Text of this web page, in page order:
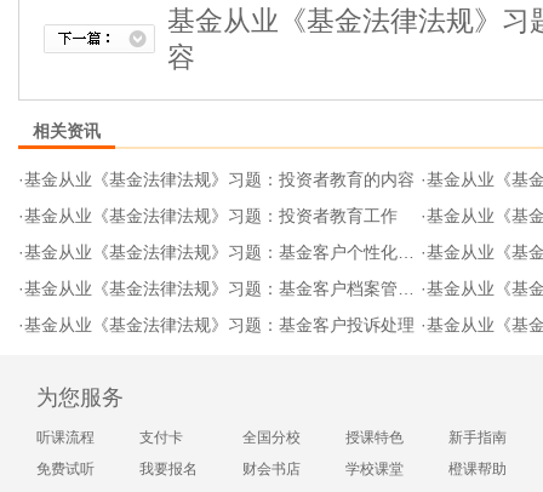
基金从业《基金法律法规》习
容
相关资讯
·基金从业《基金法律法规》习题：投资者教育的内容 ·基金从业《基
·基金从业《基金法律法规》习题：投资者教育工作 ·基金从业《基金
·基金从业《基金法律法规》习题：基金客户个性化服务 ·基金从业《基金
·基金从业《基金法律法规》习题：基金客户档案管理与保密 ·基金从业《基金
·基金从业《基金法律法规》习题：基金客户投诉处理 ·基金从业《基
为您服务
听课流程 支付卡 全国分校 授课特色
新手指南
免费试听
我要报名 财会书店 学校课堂 橙课帮助